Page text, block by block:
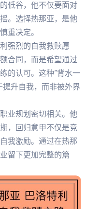
低谷，他不仅要面对
。选择热那亚，是他
重决定。
强烈的自我救赎愿
合同，而是希望通过
的认可。这种“背水一
提升自我，而非被外界
业规划密切相关。他
，回归意甲不仅是竞
我激励。通过在热那
留下更加完整的篇